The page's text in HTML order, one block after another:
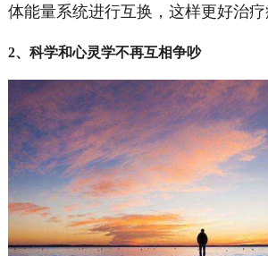
体能量系统进行互换，这样更好治疗
2、科学和心灵学不再互相争吵